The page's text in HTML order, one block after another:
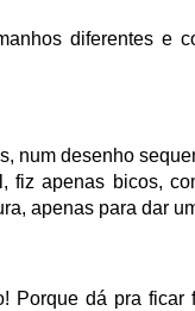
diferentes e
num desenho
fiz apenas bicos,
apenas para dar
Porque dá pra ficar